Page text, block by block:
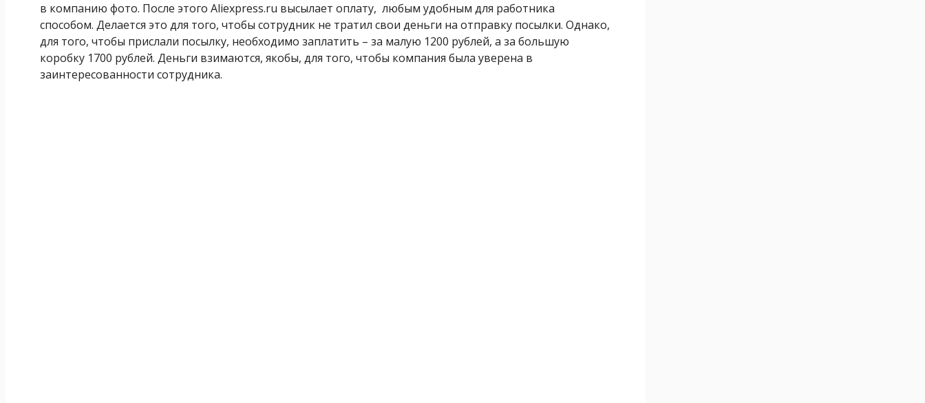
в компанию фото. После этого Aliexpress.ru высылает оплату, любым удобным для работника
способом. Делается это для того, чтобы сотрудник не тратил свои деньги на отправку посылки. Однако,
для того, чтобы прислали посылку, необходимо заплатить – за малую 1200 рублей, а за большую
коробку 1700 рублей. Деньги взимаются, якобы, для того, чтобы компания была уверена в
заинтересованности сотрудника.